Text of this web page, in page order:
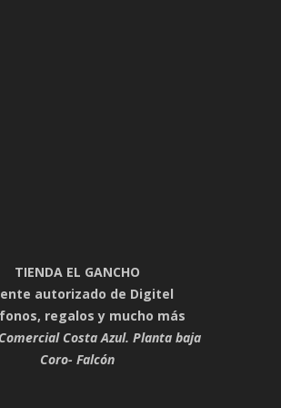
TIENDA EL GANCHO
autorizado de Digitel
regalos y mucho más
Costa Azul. Planta baja
Coro- Falcón